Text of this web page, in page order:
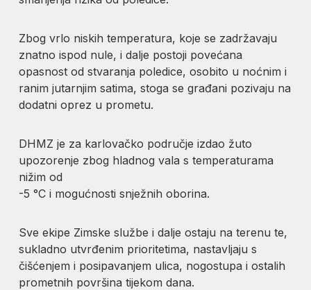
Zbog vrlo niskih temperatura, koje se zadržavaju
znatno ispod nule, i dalje postoji povećana
opasnost od stvaranja poledice, osobito u noćnim i
ranim jutarnjim satima, stoga se građani pozivaju na
dodatni oprez u prometu.
DHMZ je za karlovačko područje izdao žuto
upozorenje zbog hladnog vala s temperaturama
nižim od
-5 °C i mogućnosti snježnih oborina.
Sve ekipe Zimske službe i dalje ostaju na terenu te,
sukladno utvrđenim prioritetima, nastavljaju s
čišćenjem i posipavanjem ulica, nogostupa i ostalih
prometnih površina tijekom dana.